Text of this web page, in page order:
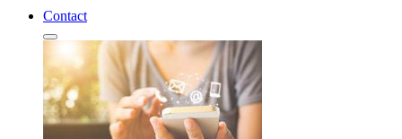
Contact